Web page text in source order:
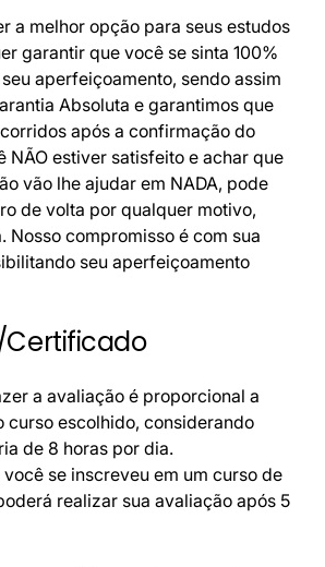
a melhor opção para seus estudos
garantir que você se sinta 100%
aperfeiçoamento, sendo assim
Absoluta e garantimos que
após a confirmação do
NÃO estiver satisfeito e achar que
vão lhe ajudar em NADA, pode
de volta por qualquer motivo,
Nosso compromisso é com sua
seu aperfeiçoamento
a avaliação é proporcional a
curso escolhido, considerando
de 8 horas por dia.
se inscreveu em um curso de
realizar sua avaliação após 5